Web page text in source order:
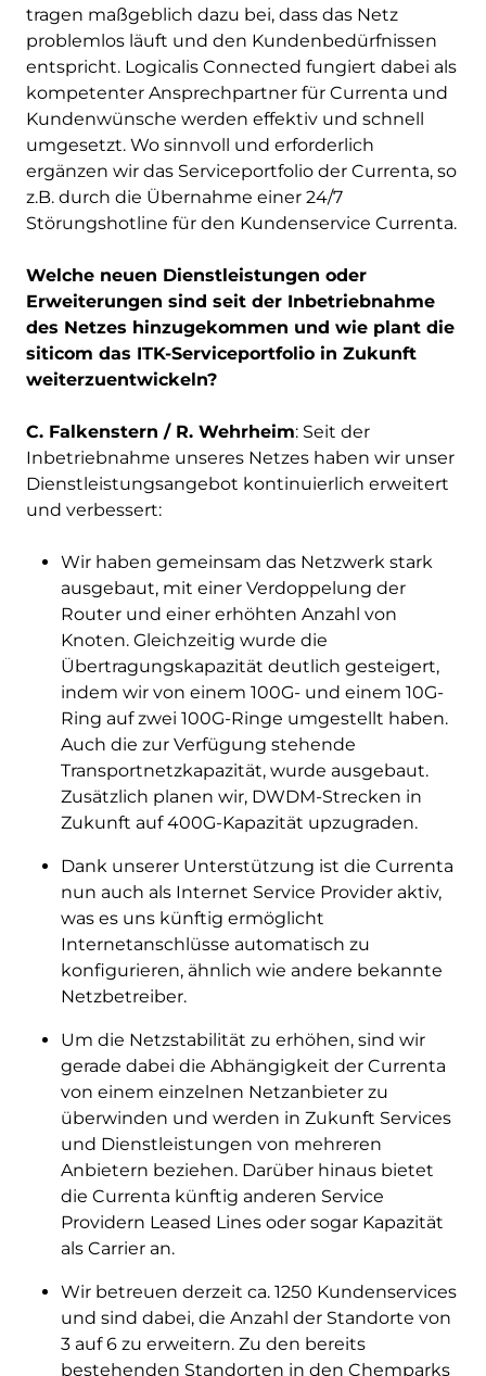
tragen maßgeblich dazu bei, dass das Netz
problemlos läuft und den Kundenbedürfnissen
entspricht. Logicalis Connected fungiert dabei als
kompetenter Ansprechpartner für Currenta und
Kundenwünsche werden effektiv und schnell
umgesetzt. Wo sinnvoll und erforderlich
ergänzen wir das Serviceportfolio der Currenta, so
z.B. durch die Übernahme einer 24/7
Störungshotline für den Kundenservice Currenta.
Welche neuen Dienstleistungen oder
Erweiterungen sind seit der Inbetriebnahme
des Netzes hinzugekommen und wie plant die
siticom das ITK-Serviceportfolio in Zukunft
weiterzuentwickeln?
C. Falkenstern / R. Wehrheim: Seit der
Inbetriebnahme unseres Netzes haben wir unser
Dienstleistungsangebot kontinuierlich erweitert
und verbessert:
Wir haben gemeinsam das Netzwerk stark
ausgebaut, mit einer Verdoppelung der
Router und einer erhöhten Anzahl von
Knoten. Gleichzeitig wurde die
Übertragungskapazität deutlich gesteigert,
indem wir von einem 100G- und einem 10G-
Ring auf zwei 100G-Ringe umgestellt haben.
Auch die zur Verfügung stehende
Transportnetzkapazität, wurde ausgebaut.
Zusätzlich planen wir, DWDM-Strecken in
Zukunft auf 400G-Kapazität upzugraden.
Dank unserer Unterstützung ist die Currenta
nun auch als Internet Service Provider aktiv,
was es uns künftig ermöglicht
Internetanschlüsse automatisch zu
konfigurieren, ähnlich wie andere bekannte
Netzbetreiber.
Um die Netzstabilität zu erhöhen, sind wir
gerade dabei die Abhängigkeit der Currenta
von einem einzelnen Netzanbieter zu
überwinden und werden in Zukunft Services
und Dienstleistungen von mehreren
Anbietern beziehen. Darüber hinaus bietet
die Currenta künftig anderen Service
Providern Leased Lines oder sogar Kapazität
als Carrier an.
Wir betreuen derzeit ca. 1250 Kundenservices
und sind dabei, die Anzahl der Standorte von
3 auf 6 zu erweitern. Zu den bereits
bestehenden Standorten in den Chemparks